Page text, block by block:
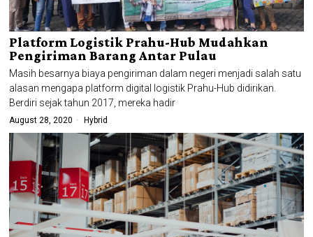
Platform Logistik Prahu-Hub Mudahkan
Pengiriman Barang Antar Pulau
Masih besarnya biaya pengiriman dalam negeri menjadi salah satu
alasan mengapa platform digital logistik Prahu-Hub didirikan.
Berdiri sejak tahun 2017, mereka hadir
August 28, 2020 Hybrid